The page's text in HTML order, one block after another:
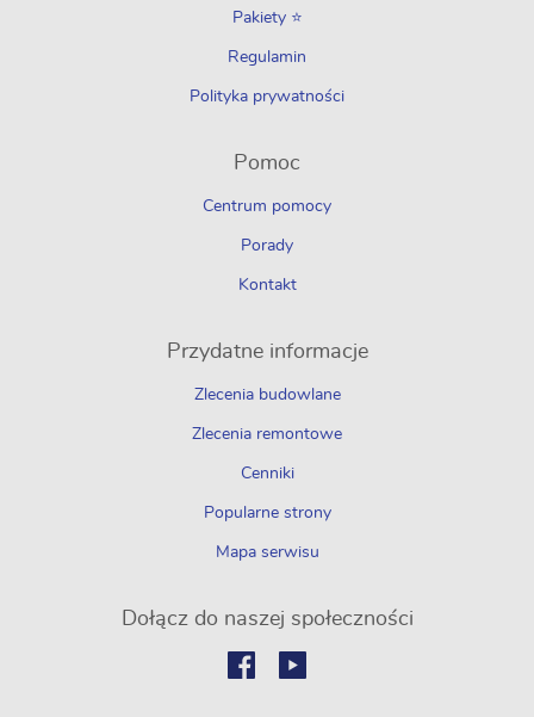
Pakiety ⭐
Regulamin
Polityka prywatności
Pomoc
Centrum pomocy
Porady
Kontakt
Przydatne informacje
Zlecenia budowlane
Zlecenia remontowe
Cenniki
Popularne strony
Mapa serwisu
Dołącz do naszej społeczności